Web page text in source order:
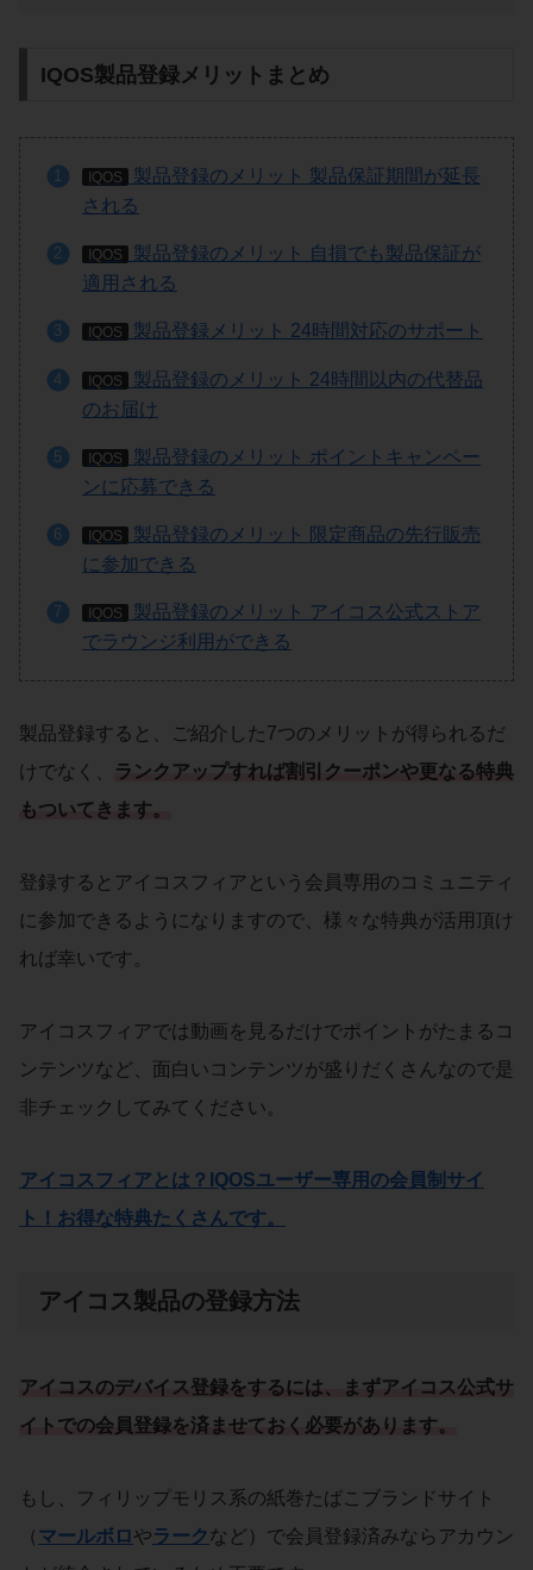
IQOS製品登録メリットまとめ
IQOS
製品登録のメリット 製品保証期間が延長
される
IQOS
製品登録のメリット 自損でも製品保証が
適用される
IQOS 製品登録メリット 24時間対応のサポート
IQOS
製品登録のメリット 24時間以内の代替品
のお届け
IQOS
製品登録のメリット ポイントキャンペー
ンに応募できる
IQOS
製品登録のメリット 限定商品の先行販売
に参加できる
IQOS
製品登録のメリット アイコス公式ストア
でラウンジ利用ができる
製品登録すると、ご紹介した7つのメリットが得られるだ
けでなく、
ランクアップすれば割引クーポンや更なる特典
もついてきます。
登録するとアイコスフィアという会員専用のコミュニティ
に参加できるようになりますので、様々な特典が活用頂け
れば幸いです。
アイコスフィアでは動画を見るだけでポイントがたまるコ
ンテンツなど、面白いコンテンツが盛りだくさんなので是
非チェックしてみてください。
アイコスフィアとは？IQOSユーザー専用の会員制サイ
ト！お得な特典たくさんです。
アイコス製品の登録方法
アイコスのデバイス登録をするには、まずアイコス公式サ
イトでの会員登録を済ませておく必要があります。
もし、フィリップモリス系の紙巻たばこブランドサイト
（ マールボロやラークなど）で会員登録済みならアカウン